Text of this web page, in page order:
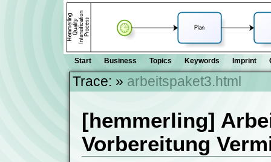
Start Business Topics Keywords Imprint
Trace: » arbeitspaket3.html
[hemmerling]
Vorbereitung